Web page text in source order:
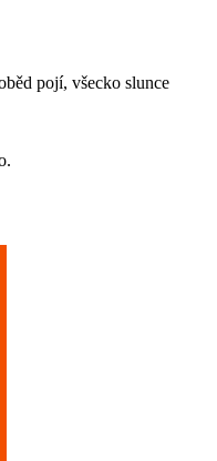
pojí, všecko slunce